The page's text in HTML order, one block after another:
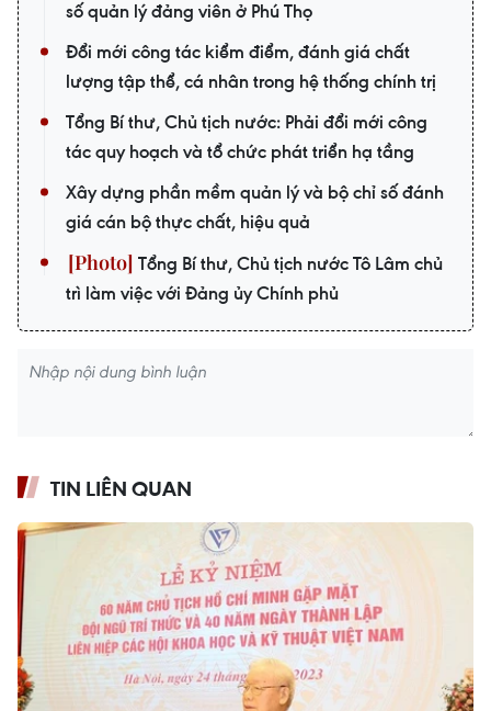
số quản lý đảng viên ở Phú Thọ
Đổi mới công tác kiểm điểm, đánh giá chất
lượng tập thể, cá nhân trong hệ thống chính trị
Tổng Bí thư, Chủ tịch nước: Phải đổi mới công
tác quy hoạch và tổ chức phát triển hạ tầng
Xây dựng phần mềm quản lý và bộ chỉ số đánh
giá cán bộ thực chất, hiệu quả
Tổng Bí thư, Chủ tịch nước Tô Lâm chủ
trì làm việc với Đảng ủy Chính phủ
TIN LIÊN QUAN